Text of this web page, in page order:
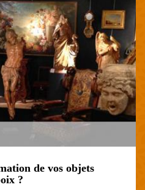
de vos objets
?